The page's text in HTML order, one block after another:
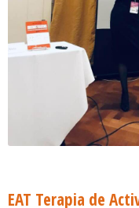
EAT Terapia de